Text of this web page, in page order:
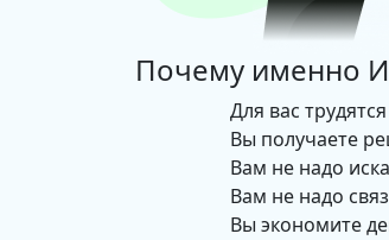
Почему именно
Для вас
Вы получаете
Вам не надо
Вам не надо
Вы экономите